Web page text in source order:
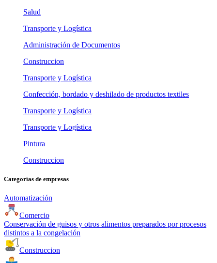
Salud
Transporte y Logística
Administración de Documentos
Construccion
Transporte y Logística
Confección, bordado y deshilado de productos textiles
Transporte y Logística
Transporte y Logística
Pintura
Construccion
Categorías de empresas
Automatización
Comercio
Conservación de guisos y otros alimentos preparados por procesos
distintos a la congelación
Construccion